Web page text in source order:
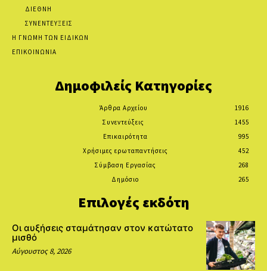
ΔΙΕΘΝΗ
ΣΥΝΕΝΤΕΥΞΕΙΣ
Η ΓΝΩΜΗ ΤΩΝ ΕΙΔΙΚΩΝ
ΕΠΙΚΟΙΝΩΝΙΑ
Δημοφιλείς Κατηγορίες
Άρθρα Αρχείου
1916
Συνεντεύξεις
1455
Επικαιρότητα
995
Χρήσιμες ερωταπαντήσεις
452
Σύμβαση Εργασίας
268
Δημόσιο
265
Επιλογές εκδότη
Οι αυξήσεις σταμάτησαν στον κατώτατο
μισθό
Αύγουστος 8, 2026